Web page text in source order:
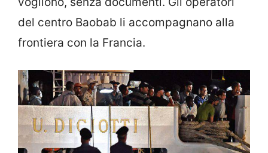
del centro Baobab li accompagnano alla
frontiera con la Francia.